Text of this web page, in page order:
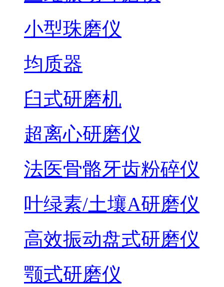
小型珠磨仪
均质器
臼式研磨机
超离心研磨仪
法医骨骼牙齿粉碎仪
叶绿素/土壤A研磨仪
高效振动盘式研磨仪
颚式研磨仪